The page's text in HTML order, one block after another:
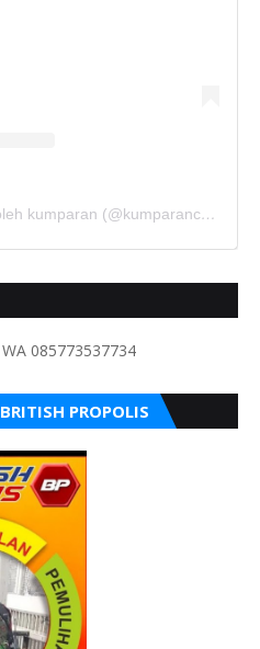
Sebuah kiriman dibagikan oleh kumparan (@kumparancom)
085773537734
PROPOLIS